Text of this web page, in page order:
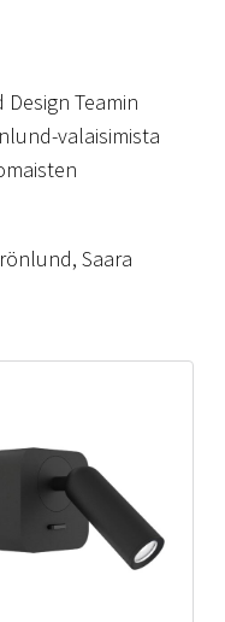
Teamin
valaisimista
Saara